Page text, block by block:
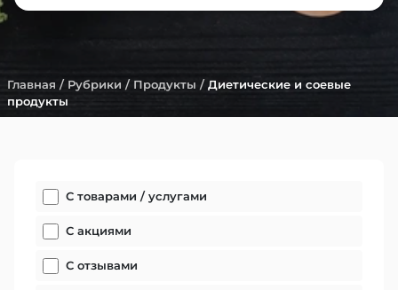
Главная / Рубрики / Продукты /Диетические и соевые
продукты
С товарами / услугами
С акциями
С отзывами